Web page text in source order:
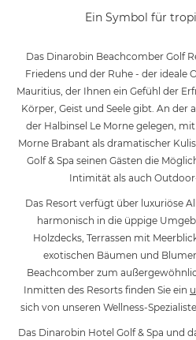
Ein Symbol für
Das Dinarobin Beachcomber Golf
Friedens und der Ruhe - der ideale
Mauritius, der Ihnen ein Gefühl der
Körper, Geist und Seele gibt. An
der Halbinsel Le Morne gelegen,
Morne Brabant als dramatischer
Golf & Spa seinen Gästen die
Intimität als auch
Das Resort verfügt über luxuriöse
harmonisch in die üppige
Holzdecks, Terrassen mit
exotischen Bäumen und
Beachcomber zum
Inmitten des Resorts finden Sie ein
sich von unseren Wellness-
Das Dinarobin Hotel Golf & Spa und